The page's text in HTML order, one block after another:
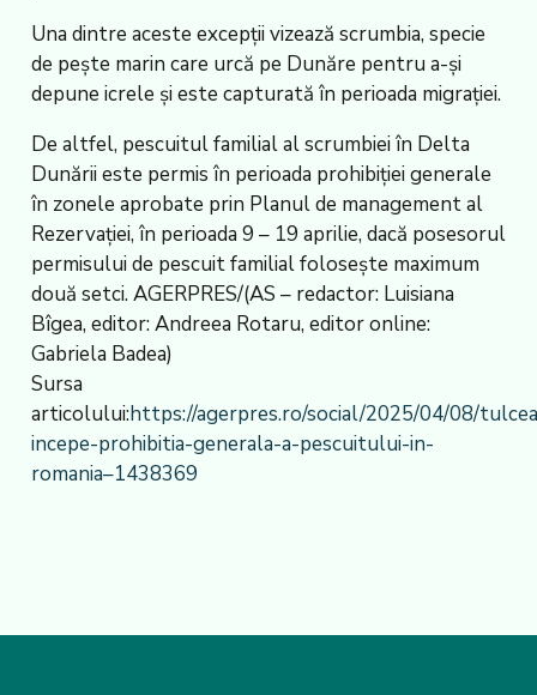
Una dintre aceste excepții vizează scrumbia, specie
de pește marin care urcă pe Dunăre pentru a-și
depune icrele și este capturată în perioada migrației.
De altfel, pescuitul familial al scrumbiei în Delta
Dunării este permis în perioada prohibiției generale
în zonele aprobate prin Planul de management al
Rezervației, în perioada 9 – 19 aprilie, dacă posesorul
permisului de pescuit familial folosește maximum
două setci. AGERPRES/(AS – redactor: Luisiana
Bîgea, editor: Andreea Rotaru, editor online:
Gabriela Badea)
Sursa
articolului:https://agerpres.ro/social/2025/04/08/
incepe-prohibitia-generala-a-pescuitului-in-
romania–1438369